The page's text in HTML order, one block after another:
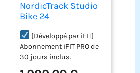
NordicTrack Studio
Bike 24
[Développé par iFIT]
Abonnement iFIT PRO de
30 jours inclus.